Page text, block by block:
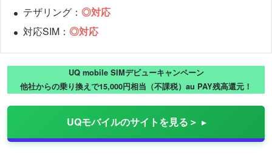
テザリング： ◎対応
対応SIM： ◎対応
UQ mobile SIMデビューキャンペーン
他社からの乗り換えで15,000円相当（不課税）au PAY残高還元！
UQモバイルのサイトを見る＞